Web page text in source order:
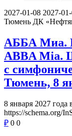
2027-01-08 2027-
Тюмень ДК
АББА Миа.
ABBA Mia.
с
Тюмень, 8
8 января 2027
https://schema.org/
₽ 0 0